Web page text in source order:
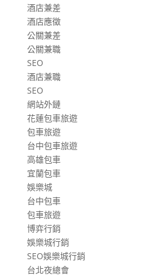
酒店兼差
酒店應徵
公關兼差
公關兼職
SEO
酒店兼職
SEO
網站外鏈
花蓮包車旅遊
包車旅遊
台中包車旅遊
高雄包車
宜蘭包車
娛樂城
台中包車
包車旅遊
博弈行銷
娛樂城行銷
SEO娛樂城行銷
台北夜總會